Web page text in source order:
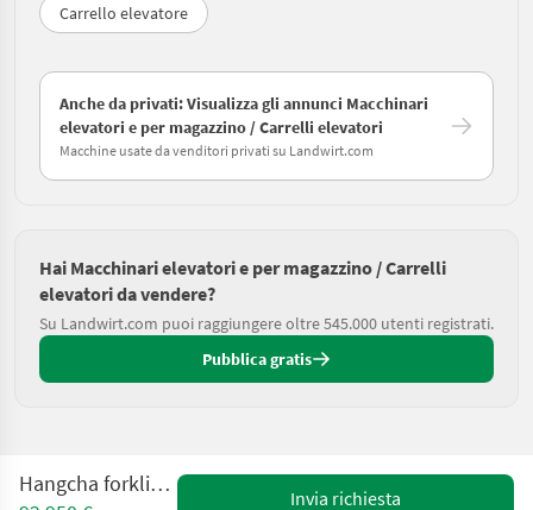
Carrello elevatore
Anche da privati: Visualizza gli annunci Macchinari
elevatori e per magazzino / Carrelli elevatori
Macchine usate da venditori privati su Landwirt.com
Hai Macchinari elevatori e per magazzino / Carrelli
elevatori da vendere?
Su Landwirt.com puoi raggiungere oltre 545.000 utenti registrati.
Pubblica gratis
Hangcha forklifts CPCD100
Invia richiesta